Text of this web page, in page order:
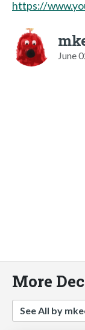
https://
June
More
See All by